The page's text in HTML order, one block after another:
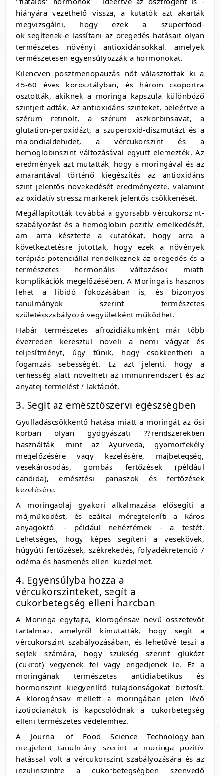
hiányára vezethető vissza, a kutatók azt akarták
megvizsgálni, hogy ezek a szuperfood-
ok segítenek-e lassítani az öregedés hatásait olyan
természetes növényi antioxidánsokkal, amelyek
természetesen egyensúlyozzák a hormonokat.
Kilencven posztmenopauzás nőt választottak ki a
45-60 éves korosztályban, és három csoportra
osztották, akiknek a moringa kapszula különböző
szintjeit adták. Az antioxidáns szinteket, beleértve a
szérum retinolt, a szérum aszkorbinsavat, a
glutation-peroxidázt, a szuperoxid-diszmutázt és a
malondialdehidet, a vércukorszint és a
hemoglobinszint változásával együtt elemezték. Az
eredmények azt mutatták, hogy a moringával és az
amarantával történő kiegészítés az antioxidáns
szint jelentős növekedését eredményezte, valamint
az oxidatív stressz markerek jelentős csökkenését.
Megállapították továbbá a gyorsabb vércukorszint-
szabályozást és a hemoglobin pozitív emelkedését,
ami arra késztette a kutatókat, hogy arra a
következtetésre jutottak, hogy ezek a növények
terápiás potenciállal rendelkeznek az öregedés és a
természetes hormonális változások miatti
komplikációk megelőzésében. A Moringa is hasznos
lehet a libidó fokozásában is, és bizonyos
tanulmányok szerint természetes
születésszabályozó vegyületként működhet.
Habár természetes afrozidiákumként már több
évezreden keresztül növeli a nemi vágyat és
teljesítményt, úgy tűnik, hogy csökkentheti a
fogamzás sebességét. Ez azt jelenti, hogy a
terhesség alatt növelheti az immunrendszert és az
anyatej-termelést / laktációt.
3. Segít az emésztőszervi egészségben
Gyulladáscsökkentő hatása miatt a moringát az ősi
korban olyan gyógyászati ??rendszerekben
használták, mint az Ayurveda, gyomorfekély
megelőzésére vagy kezelésére, májbetegség,
vesekárosodás, gombás fertőzések (például
candida), emésztési panaszok és fertőzések
kezelésére.
A moringaolaj gyakori alkalmazása elősegíti a
májműködést, és ezáltal méregteleníti a káros
anyagoktól - például nehézfémek - a testét.
Lehetséges, hogy képes segíteni a vesekövek,
húgyúti fertőzések, székrekedés, folyadékretenció /
ödéma és hasmenés elleni küzdelmet.
4. Egyensúlyba hozza a
vércukorszinteket, segít a
cukorbetegség elleni harcban
A Moringa egyfajta, klorogénsav nevű összetevőt
tartalmaz, amelyről kimutatták, hogy segít a
vércukorszint szabályozásában, és lehetővé teszi a
sejtek számára, hogy szükség szerint glükózt
(cukrot) vegyenek fel vagy engedjenek le. Ez a
moringának természetes antidiabetikus és
hormonszint kiegyenlítő tulajdonságokat biztosít.
A klorogénsav mellett a moringában jelen lévő
izotiocianátok is kapcsolódnak a cukorbetegség
elleni természetes védelemhez.
A Journal of Food Science Technology-ban
megjelent tanulmány szerint a moringa pozitív
hatással volt a vércukorszint szabályozására és az
inzulinszintre a cukorbetegségben szenvedő